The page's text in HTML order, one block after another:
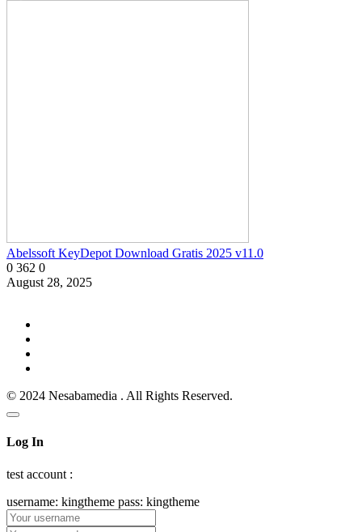
Abelssoft KeyDepot Download Gratis 2025 v11.0
0 362 0
August 28, 2025
© 2024 Nesabamedia . All Rights Reserved.
Log In
test account :
username: kingtheme pass: kingtheme